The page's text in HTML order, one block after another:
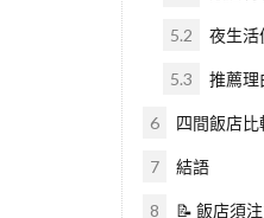
5.2 夜生活
5.3 推薦理
6 四間飯店比
7 結語
8 📝 飯店須